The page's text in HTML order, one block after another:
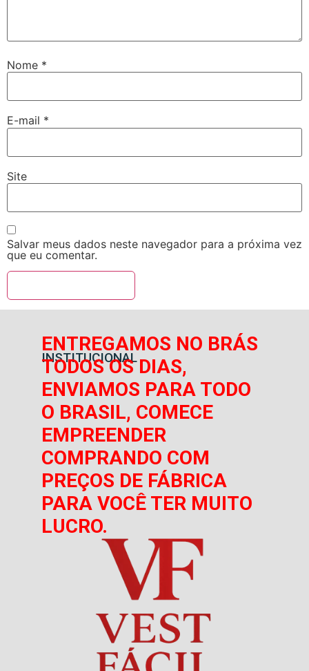
Nome *
E-mail *
Site
Salvar meus dados neste navegador para a próxima vez
que eu comentar.
INSTITUCIONAL
ENTREGAMOS NO BRÁS
TODOS OS DIAS,
ENVIAMOS PARA TODO
O BRASIL, COMECE
EMPREENDER
COMPRANDO COM
PREÇOS DE FÁBRICA
PARA VOCÊ TER MUITO
LUCRO.